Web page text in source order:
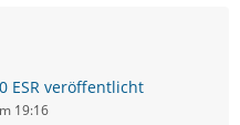
ESR veröffentlicht
19:16